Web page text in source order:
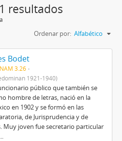
resultados
Ordenar por: Alfabético
Bodet
3.26
1921-1940)
público que también se
hombre de letras, nació en la
en 1902 y se formó en las
de Jurisprudencia y de
Muy joven fue secretario particular